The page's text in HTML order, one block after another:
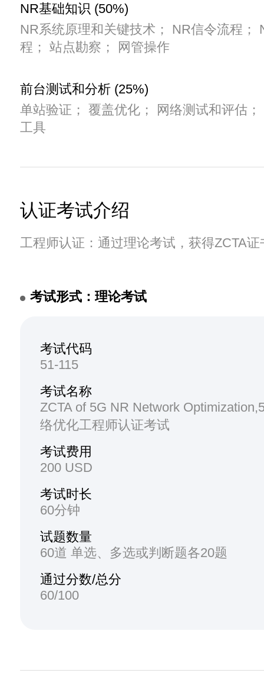
NR基础知识 (50%)
NR系统原理和关键技术； NR信令流程；
程； 站点勘察； 网管操作
前台测试和分析 (25%)
单站验证； 覆盖优化； 网络测试和评估
工具
认证考试介绍
工程师认证：通过理论考试，获得ZCTA证
考试形式：理论考试
考试代码
51-115
考试名称
ZCTA of 5G NR Network
络优化工程师认证考试
考试费用
200 USD
考试时长
60分钟
试题数量
60道 单选、多选或判断题各20题
通过分数/总分
60/100